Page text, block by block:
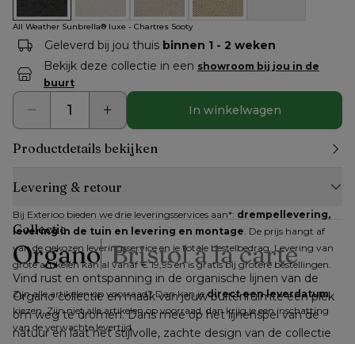
All Weather Sunbrella® luxe - Chartres Sooty
Geleverd bij jou thuis binnen 1 - 2 weken
Bekijk deze collectie in een showroom bij jou in de
buurt
In winkelwagen
Productdetails bekijken
Levering & retour
Bij Exterioo bieden we drie leveringsservices aan*: drempellevering,
levering in de tuin en levering en montage. De prijs hangt af
van de gekozen leveringsservice en je totale bestelbedrag. Levering van
grote artikelen kan al vanaf € 19,95 en is gratis bij grotere bestellingen.
Zijn alle artikelen op voorraad? Dan kan je direct een leverdatum
kiezen. Zijn niet alle artikelen op voorraad, dan krijg je een inschatting
van de verwachte levertijd.
Collectie
Organo Bristol à la carte
Vind rust en ontspanning in de organische lijnen van de
Organo collectie en maak van jouw buitenruimte een plek
om weg te dromen. Dans mee op het lijnenspel van de
natuur en laat het stijlvolle, zachte design van de collectie